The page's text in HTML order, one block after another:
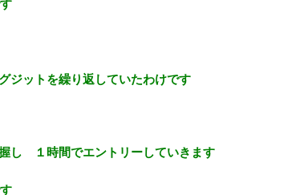
ジットを繰り返していたわけです
し １時間でエントリーしていきます